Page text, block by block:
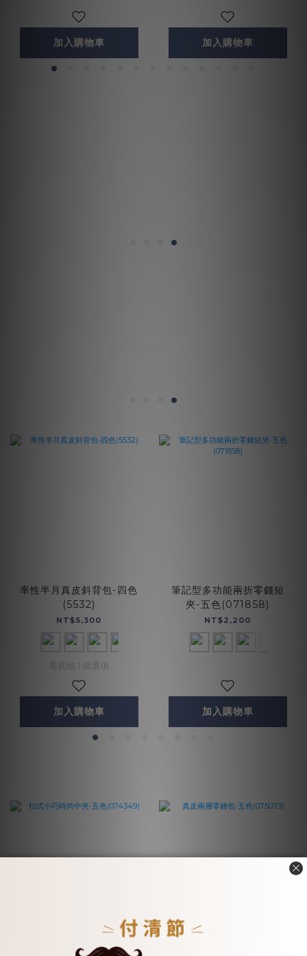
加入購物車 加入購物車
率性半月真皮斜背包-四色
(5532)
NT$5,300
看其他 1 個選項
加入購物車
筆記型多功能兩折零錢短
夾-五色(071858)
NT$2,200
加入購物車